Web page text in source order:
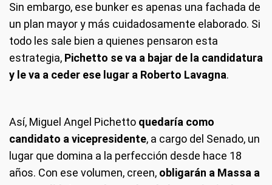
Sin embargo, ese bunker es apenas una fachada de
un plan mayor y más cuidadosamente elaborado. Si
todo les sale bien a quienes pensaron esta
estrategia, Pichetto se va a bajar de la candidatura
y le va a ceder ese lugar a Roberto Lavagna.
Así, Miguel Angel Pichetto quedaría como
candidato a vicepresidente, a cargo del Senado, un
lugar que domina a la perfección desde hace 18
años. Con ese volumen, creen, obligarán a Massa a